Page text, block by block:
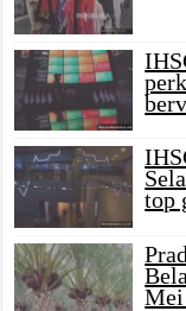
top
Mei